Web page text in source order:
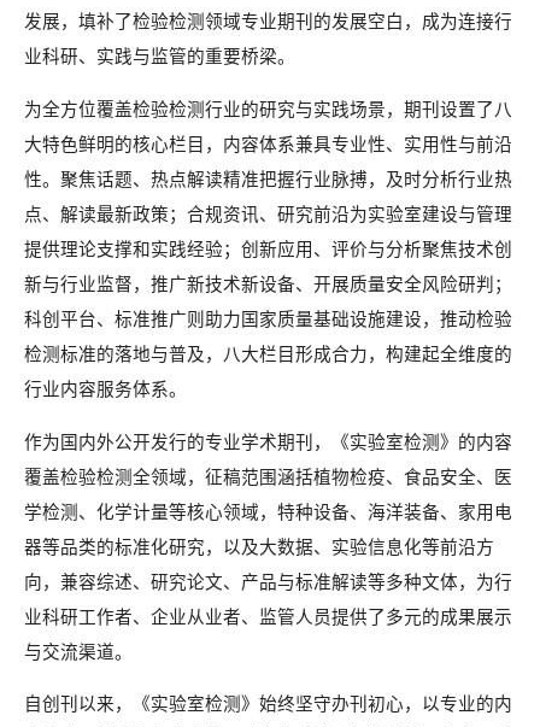
发展，填补了检验检测领域专业期刊的发展空白，成为连接行
业科研、实践与监管的重要桥梁。
为全方位覆盖检验检测行业的研究与实践场景，期刊设置了八
大特色鲜明的核心栏目，内容体系兼具专业性、实用性与前沿
性。聚焦话题、热点解读精准把握行业脉搏，及时分析行业热
点、解读最新政策；合规资讯、研究前沿为实验室建设与管理
提供理论支撑和实践经验；创新应用、评价与分析聚焦技术创
新与行业监督，推广新技术新设备、开展质量安全风险研判；
科创平台、标准推广则助力国家质量基础设施建设，推动检验
检测标准的落地与普及，八大栏目形成合力，构建起全维度的
行业内容服务体系。
作为国内外公开发行的专业学术期刊，《实验室检测》的内容
覆盖检验检测全领域，征稿范围涵括植物检疫、食品安全、医
学检测、化学计量等核心领域，特种设备、海洋装备、家用电
器等品类的标准化研究，以及大数据、实验信息化等前沿方
向，兼容综述、研究论文、产品与标准解读等多种文体，为行
业科研工作者、企业从业者、监管人员提供了多元的成果展示
与交流渠道。
自创刊以来，《实验室检测》始终坚守办刊初心，以专业的内